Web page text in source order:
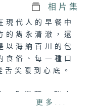
相片集
現代人的早餐中
的雋永清澈，還
以海納百川的包
食俗、每一種口
尖暖到心底。
更多...